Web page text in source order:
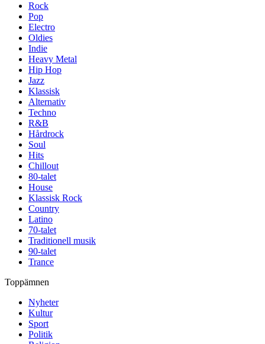
Rock
Pop
Electro
Oldies
Indie
Heavy Metal
Hip Hop
Jazz
Klassisk
Alternativ
Techno
R&B
Hårdrock
Soul
Hits
Chillout
80-talet
House
Klassisk Rock
Country
Latino
70-talet
Traditionell musik
90-talet
Trance
Toppämnen
Nyheter
Kultur
Sport
Politik